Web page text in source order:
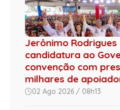
Jerônimo
candidatura ao
convenção com
milhares de
02 Ago 2026 / 08h13